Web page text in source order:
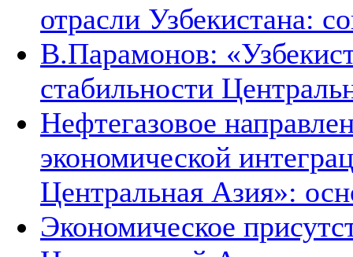
отрасли Узбекистана:
В.Парамонов:
стабильности
Нефтегазовое
экономической
Центральная Азия»:
Экономическое